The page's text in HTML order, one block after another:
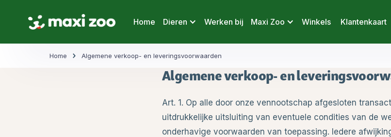
Home Dieren Werken bij Maxi Zoo Winkels Klantenkaart
Home Algemene verkoop- en leveringsvoorwaarden
Algemene verkoop- en
Art. 1. Op alle door onze vennootschap afgesloten
uitdrukkelijke uitsluiting van eventuele condities van de
onderhavige voorwaarden van toepassing. Iedere